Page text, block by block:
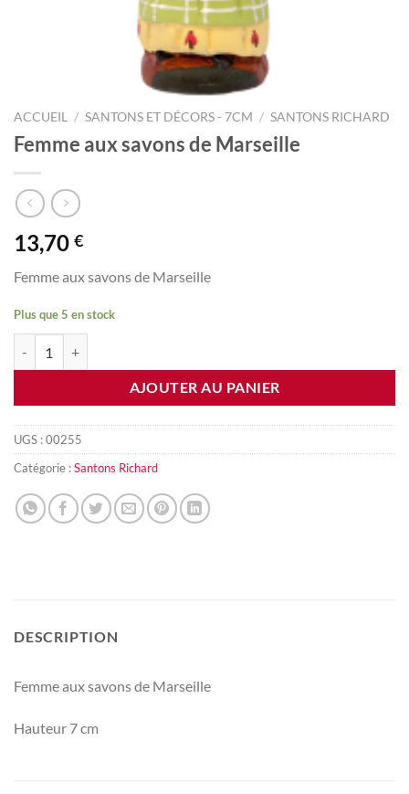
ACCUEIL / SANTONS ET DÉCORS - 7CM / SANTONS RICHARD
Femme aux savons de Marseille
13,70 €
Femme aux savons de Marseille
Plus que 5 en stock
AJOUTER AU PANIER
UGS :00255
Catégorie :Santons Richard
DESCRIPTION
Femme aux savons de Marseille
Hauteur 7 cm